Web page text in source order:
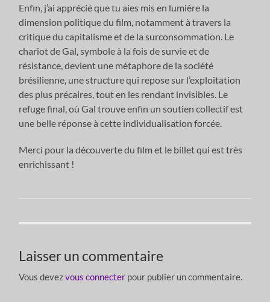
Enfin, j’ai apprécié que tu aies mis en lumière la
dimension politique du film, notamment à travers la
critique du capitalisme et de la surconsommation. Le
chariot de Gal, symbole à la fois de survie et de
résistance, devient une métaphore de la société
brésilienne, une structure qui repose sur l’exploitation
des plus précaires, tout en les rendant invisibles. Le
refuge final, où Gal trouve enfin un soutien collectif est
une belle réponse à cette individualisation forcée.
Merci pour la découverte du film et le billet qui est très
enrichissant !
Laisser un commentaire
Vous devezvous connecter pour publier un commentaire.